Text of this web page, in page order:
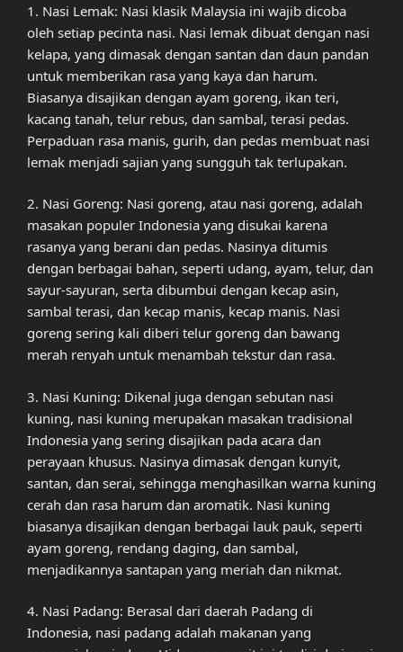
1. Nasi Lemak: Nasi klasik Malaysia ini wajib dicoba
oleh setiap pecinta nasi. Nasi lemak dibuat dengan nasi
kelapa, yang dimasak dengan santan dan daun pandan
untuk memberikan rasa yang kaya dan harum.
Biasanya disajikan dengan ayam goreng, ikan teri,
kacang tanah, telur rebus, dan sambal, terasi pedas.
Perpaduan rasa manis, gurih, dan pedas membuat nasi
lemak menjadi sajian yang sungguh tak terlupakan.
2. Nasi Goreng: Nasi goreng, atau nasi goreng, adalah
masakan populer Indonesia yang disukai karena
rasanya yang berani dan pedas. Nasinya ditumis
dengan berbagai bahan, seperti udang, ayam, telur, dan
sayur-sayuran, serta dibumbui dengan kecap asin,
sambal terasi, dan kecap manis, kecap manis. Nasi
goreng sering kali diberi telur goreng dan bawang
merah renyah untuk menambah tekstur dan rasa.
3. Nasi Kuning: Dikenal juga dengan sebutan nasi
kuning, nasi kuning merupakan masakan tradisional
Indonesia yang sering disajikan pada acara dan
perayaan khusus. Nasinya dimasak dengan kunyit,
santan, dan serai, sehingga menghasilkan warna kuning
cerah dan rasa harum dan aromatik. Nasi kuning
biasanya disajikan dengan berbagai lauk pauk, seperti
ayam goreng, rendang daging, dan sambal,
menjadikannya santapan yang meriah dan nikmat.
4. Nasi Padang: Berasal dari daerah Padang di
Indonesia, nasi padang adalah makanan yang